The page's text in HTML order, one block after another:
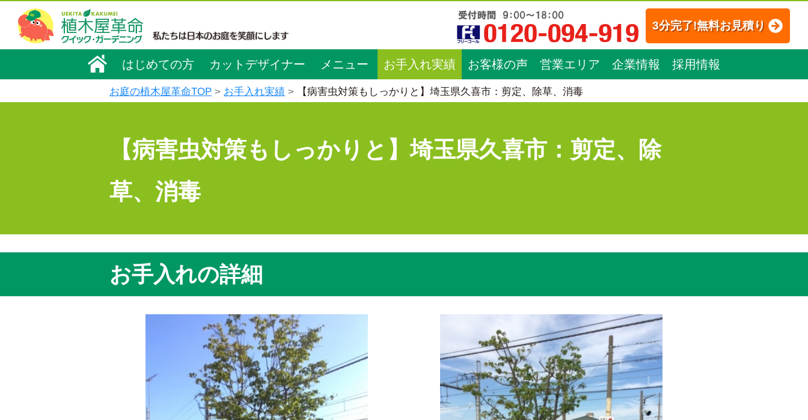
3分完了!無料お見積り
はじめての方 カットデザイナー メニュー お手入れ実績 お客様の声 営業エリア 企業情報 採用情報
お庭の植木屋革命TOP お手入れ実績 【病害虫対策もしっかりと】埼玉県久喜市：剪定、除草、消毒
【病害虫対策もしっかりと】埼玉県久喜市：剪定、除
草、消毒
お手入れの詳細